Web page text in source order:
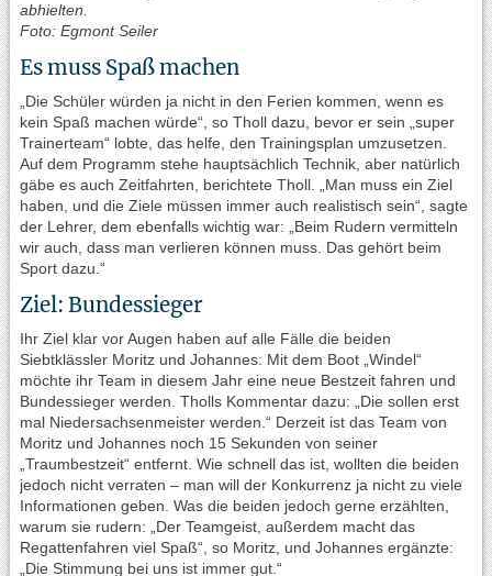
abhielten.
Foto: Egmont Seiler
Es muss Spaß machen
„Die Schüler würden ja nicht in den Ferien kommen, wenn es
kein Spaß machen würde“, so Tholl dazu, bevor er sein „super
Trainerteam“ lobte, das helfe, den Trainingsplan umzusetzen.
Auf dem Programm stehe hauptsächlich Technik, aber natürlich
gäbe es auch Zeitfahrten, berichtete Tholl. „Man muss ein Ziel
haben, und die Ziele müssen immer auch realistisch sein“, sagte
der Lehrer, dem ebenfalls wichtig war: „Beim Rudern vermitteln
wir auch, dass man verlieren können muss. Das gehört beim
Sport dazu.“
Ziel: Bundessieger
Ihr Ziel klar vor Augen haben auf alle Fälle die beiden
Siebtklässler Moritz und Johannes: Mit dem Boot „Windel“
möchte ihr Team in diesem Jahr eine neue Bestzeit fahren und
Bundessieger werden. Tholls Kommentar dazu: „Die sollen erst
mal Niedersachsenmeister werden.“ Derzeit ist das Team von
Moritz und Johannes noch 15 Sekunden von seiner
„Traumbestzeit“ entfernt. Wie schnell das ist, wollten die beiden
jedoch nicht verraten – man will der Konkurrenz ja nicht zu viele
Informationen geben. Was die beiden jedoch gerne erzählten,
warum sie rudern: „Der Teamgeist, außerdem macht das
Regattenfahren viel Spaß“, so Moritz, und Johannes ergänzte:
„Die Stimmung bei uns ist immer gut.“